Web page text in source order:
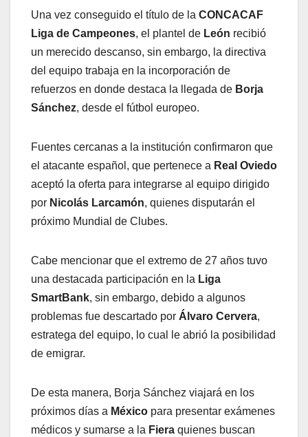
Una vez conseguido el título de la CONCACAF
Liga de Campeones, el plantel de León recibió
un merecido descanso, sin embargo, la directiva
del equipo trabaja en la incorporación de
refuerzos en donde destaca la llegada de Borja
Sánchez, desde el fútbol europeo.
Fuentes cercanas a la institución confirmaron que
el atacante español, que pertenece a Real Oviedo
aceptó la oferta para integrarse al equipo dirigido
por Nicolás Larcamón, quienes disputarán el
próximo Mundial de Clubes.
Cabe mencionar que el extremo de 27 años tuvo
una destacada participación en la Liga
SmartBank, sin embargo, debido a algunos
problemas fue descartado por Álvaro Cervera,
estratega del equipo, lo cual le abrió la posibilidad
de emigrar.
De esta manera, Borja Sánchez viajará en los
próximos días a México para presentar exámenes
médicos y sumarse a la Fiera quienes buscan